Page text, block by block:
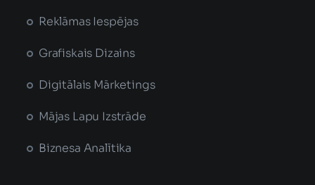
Reklāmas Iespējas
Grafiskais Dizains
Digitālais Mārketings
Mājas Lapu Izstrāde
Biznesa Analītika